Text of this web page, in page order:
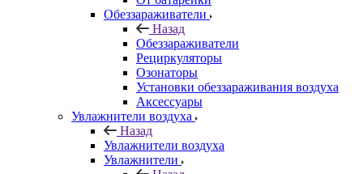
Обеззараживатели
Назад
Обеззараживатели
Рециркуляторы
Озонаторы
Установки обеззараживания воздуха
Аксессуары
Увлажнители воздуха
Назад
Увлажнители воздуха
Увлажнители